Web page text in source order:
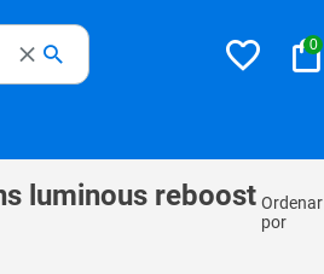
0
luminous reboost Ordenar
por